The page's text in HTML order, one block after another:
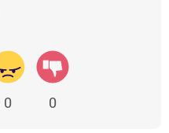
0 0